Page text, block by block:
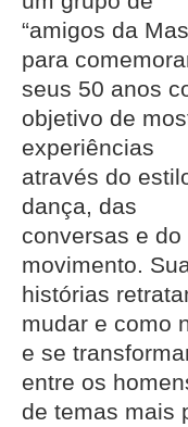
“amigos da
para
seus 50 anos
objetivo de
experiências
através do
dança, das
conversas e do
movimento.
histórias
mudar e como
e se
entre os
de temas mais